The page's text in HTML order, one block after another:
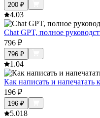
200 ₽
4.03
Chat GPT, полное
796 ₽
796 ₽
1.04
Как написать и напечатать
196 ₽
196 ₽
5.018